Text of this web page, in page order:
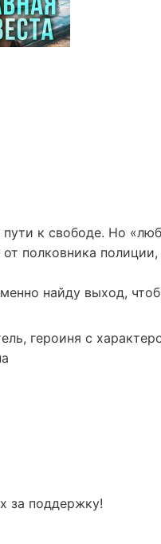
к свободе. Но
полковника
найду выход,
героиня с
за поддержку!